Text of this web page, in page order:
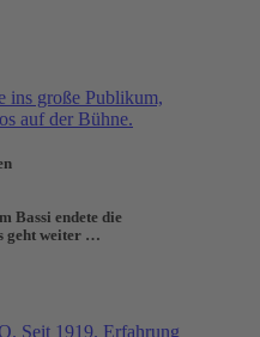
Bassi endete die
geht weiter …